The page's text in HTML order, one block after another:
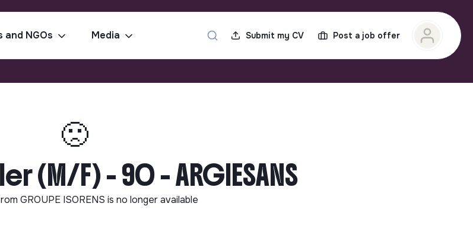
and NGOs Media Submit my CV Post a job offer
🙁
(M/F) - 90 - ARGIESANS
GROUPE ISORENS is no longer available